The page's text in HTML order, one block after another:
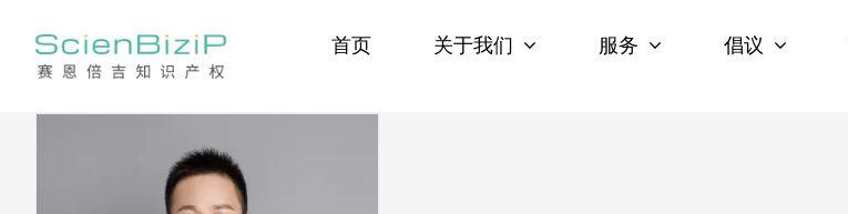
首页 关于我们 服务 倡议